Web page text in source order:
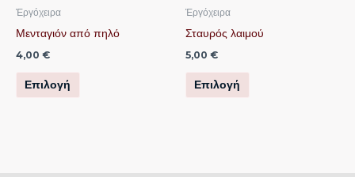
Ἐργόχειρα
Μενταγιόν από πηλό
4,00 €
Επιλογή
να
στη
Ἐργόχειρα
Σταυρός λαιμού
5,00 €
Επιλογή
να
στη